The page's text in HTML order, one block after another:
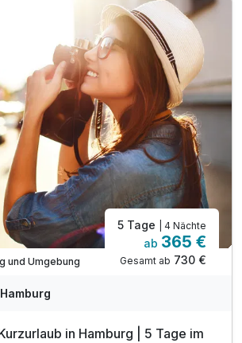
im Hotel & Zimmer
kostenfrei
und Umgebung
5 Tage | 4 Nächte
ab 365 €
Gesamt ab 730 €
in Hamburg | 5 Tage im